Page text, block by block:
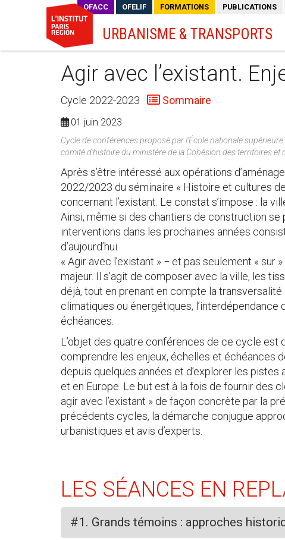
OFACC OFELIF FORMATIONS PUBLICATIONS
URBANISME & TRANSPORTS
Agir avec l’existant.
Cycle 2022-2023 Sommaire
01 juin 2023
Cycle de conférences proposé par l'École nationale
comité d’histoire du ministère de la Cohésion des territoires
Après s’être intéressé aux opérations
2022/2023 du séminaire « Histoire et cultures
concernant l’existant. Le constat s’impose : la
Ainsi, même si des chantiers de construction
interventions dans les prochaines années
d’aujourd’hui.
« Agir avec l’existant » − et pas seulement « sur
majeur. Il s’agit de composer avec la ville, les
déjà, tout en prenant en compte la
climatiques ou énergétiques,
échéances.
L’objet des quatre conférences de ce cycle est
comprendre les enjeux, échelles et échéances
depuis quelques années et d’explorer les
et en Europe. Le but est à la fois de fournir des
agir avec l’existant » de façon concrète par la
précédents cycles, la démarche conjugue
urbanistiques et avis d’experts.
LES SÉANCES EN
#1. Grands témoins : approches